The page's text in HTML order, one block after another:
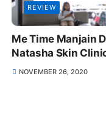
REVIEW
Me Time Manjain
Natasha Skin
NOVEMBER 26, 2020